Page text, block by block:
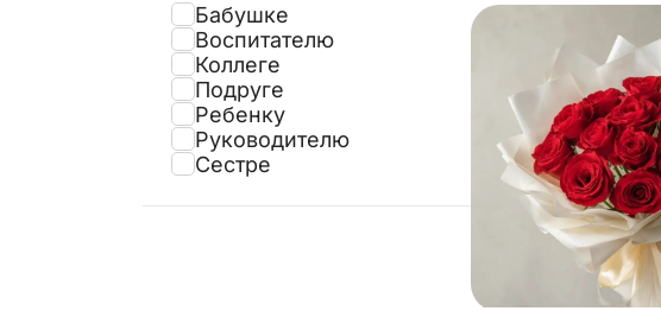
Бабушке
Воспитателю
Коллеге
Подруге
Ребенку
Руководителю
Сестре